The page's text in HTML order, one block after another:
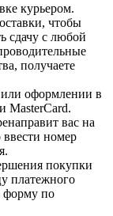
курьером.
чтобы
сдачу с любой
получаете
оформлении в
MasterCard.
вас на
номер
покупки
платежного
форму по